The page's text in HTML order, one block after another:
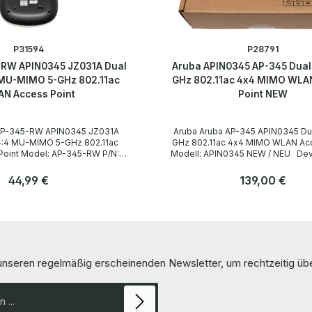
P31594
APIN0345 JZ031A Dual
MIMO 5-GHz 802.11ac
Access Point
MU-MIMO 5-GHz 802.11ac
RW P/N:
Netzteil Technische
USB
overhauled and tested by
of the manufacturer.
und Details finden Sie
Regulärer Preis:
44,99 €
P28791
Aruba APIN0345 AP-345
GHz 802.11ac 4x4 MIMO
Point NEW
GHz 802.11ac 4x4 MIMO WLAN
Modell: APIN0345 NEW / NEU Device Type /
More information and details can
Regulärer Preis:
139,00 €
regelmäßig erscheinenden Newsletter, um rechtzeitig